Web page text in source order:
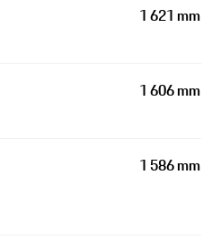
1 621 mm
1 606 mm
1 586 mm